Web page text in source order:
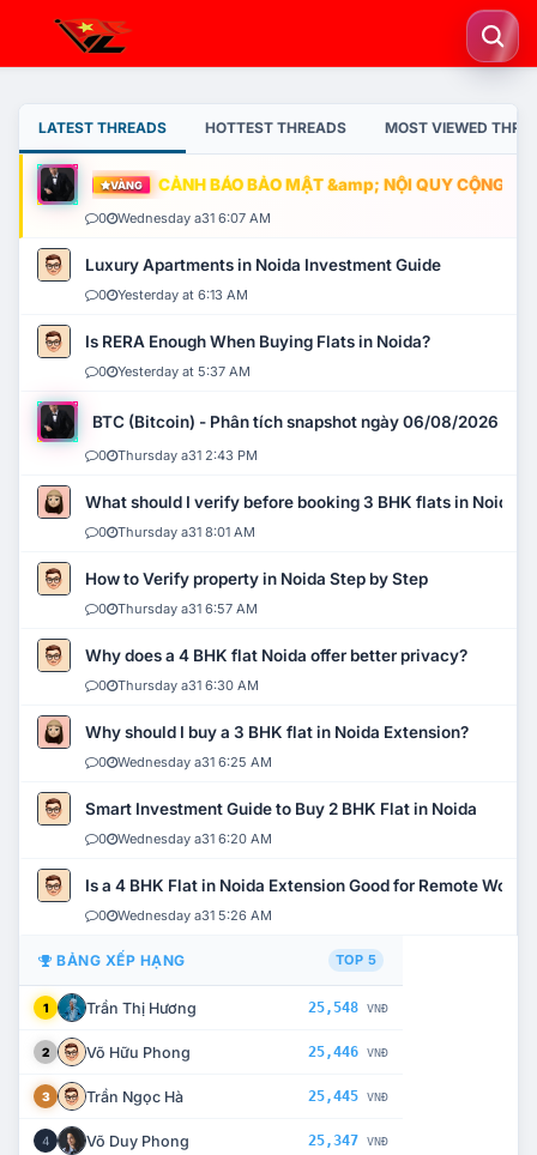
LATEST THREADS HOTTEST THREADS MOST VIEWED
VÀNG CẢNH BÁO BẢO MẬT &amp; NỘI QUY CỘNG
0 Wednesday a31 6:07 AM
Luxury Apartments in Noida Investment Guide
0 Yesterday at 6:13 AM
Is RERA Enough When Buying Flats in Noida?
0 Yesterday at 5:37 AM
BTC (Bitcoin) - Phân tích snapshot ngày 06/08/2026
0 Thursday a31 2:43 PM
What should I verify before booking 3 BHK flats in Noida?
0 Thursday a31 8:01 AM
How to Verify property in Noida Step by Step
0 Thursday a31 6:57 AM
Why does a 4 BHK flat Noida offer better privacy?
0 Thursday a31 6:30 AM
Why should I buy a 3 BHK flat in Noida Extension?
0 Wednesday a31 6:25 AM
Smart Investment Guide to Buy 2 BHK Flat in Noida
0 Wednesday a31 6:20 AM
Is a 4 BHK Flat in Noida Extension Good for Remote Work?
0 Wednesday a31 5:26 AM
BẢNG XẾP HẠNG TOP 5
1 Trần Thị Hương 25,548 VNĐ
2 Võ Hữu Phong 25,446 VNĐ
3 Trần Ngọc Hà 25,445 VNĐ
4 Võ Duy Phong 25,347 VNĐ